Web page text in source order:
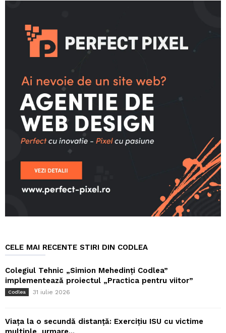
CELE MAI RECENTE STIRI DIN CODLEA
Colegiul Tehnic „Simion Mehedinți Codlea”
implementează proiectul „Practica pentru viitor”
Codlea 31 iulie 2026
Viața la o secundă distanță: Exercițiu ISU cu victime